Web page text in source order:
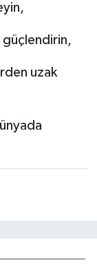
güçlendirin,
uzak